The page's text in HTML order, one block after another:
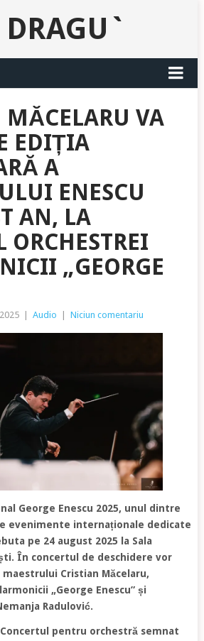
DRAGU`
MĂCELARU VA
EDIȚIA
A
ENESCU
AN, LA
ORCHESTREI
„GEORGE
Audio Niciun comentariu
George Enescu 2025, unul dintre
evenimente internaționale dedicate
pe 24 august 2025 la Sala
În concertul de deschidere vor
Cristian Măcelaru,
„George Enescu” și
Radulović.
pentru orchestră semnat